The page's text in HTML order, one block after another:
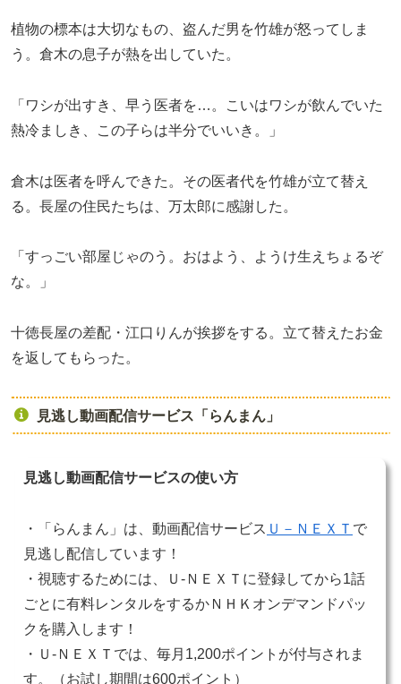
植物の標本は大切なもの、盗んだ男を竹雄が怒ってしま
う。倉木の息子が熱を出していた。
「ワシが出すき、早う医者を…。こいはワシが飲んでいた
熱冷ましき、この子らは半分でいいき。」
倉木は医者を呼んできた。その医者代を竹雄が立て替え
る。長屋の住民たちは、万太郎に感謝した。
「すっごい部屋じゃのう。おはよう、ようけ生えちょるぞ
な。」
十徳長屋の差配・江口りんが挨拶をする。立て替えたお金
を返してもらった。
見逃し動画配信サービス「らんまん」
見逃し動画配信サービスの使い方
・「らんまん」は、動画配信サービス Ｕ－ＮＥＸＴ で
見逃し配信しています！
・視聴するためには、Ｕ-ＮＥＸＴに登録してから1話
ごとに有料レンタルをするかＮＨＫオンデマンドパッ
クを購入します！
・Ｕ-ＮＥＸＴでは、毎月1,200ポイントが付与されま
す。（お試し期間は600ポイント）